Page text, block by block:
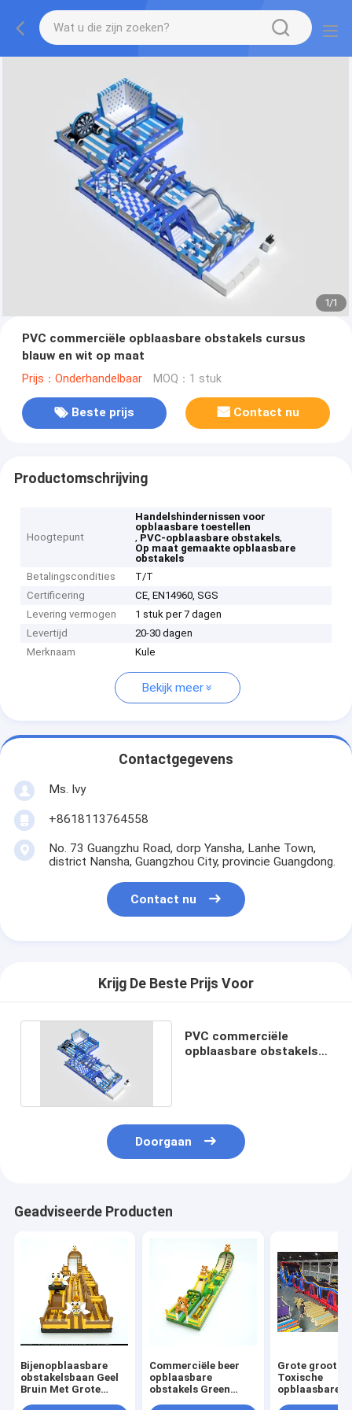
1/1
PVC commerciële opblaasbare obstakels cursus
blauw en wit op maat
Prijs：Onderhandelbaar MOQ：1 stuk
Beste prijs Contact nu
Productomschrijving
Hoogtepunt
Handelshindernissen voor
opblaasbare toestellen
, PVC-opblaasbare obstakels,
Op maat gemaakte opblaasbare
obstakels
Betalingscondities
T/T
Certificering
CE, EN14960, SGS
Levering vermogen
1 stuk per 7 dagen
Levertijd
20-30 dagen
Merknaam
Kule
Bekijk meer
Contactgegevens
Ms. Ivy
+8618113764558
No. 73 Guangzhu Road, dorp Yansha, Lanhe Town,
district Nansha, Guangzhou City, provincie Guangdong.
Contact nu
Krijg De Beste Prijs Voor
PVC commerciële
opblaasbare obstakels
Doorgaan
Geadviseerde Producten
Bijenopblaasbare
obstakelsbaan Geel
Bruin Met Grote
Commerciële beer
opblaasbare
obstakels Green
Grote grootte
Toxische
opblaasbare